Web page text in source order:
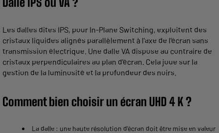
Les dalles dites IPS, pour In-Plane Switching, exploitent des
cristaux liquides alignés parallèlement à l'axe de l'écran sans
transmission électrique. Une dalle VA dispose au contraire de
cristaux perpendiculaires au plan d'écran. Cela joue sur la
gestion de la luminosité et la profondeur des noirs.
Comment bien choisir un écran UHD 4 K ?
La dalle : une haute résolution d’écran doit être mise en valeur